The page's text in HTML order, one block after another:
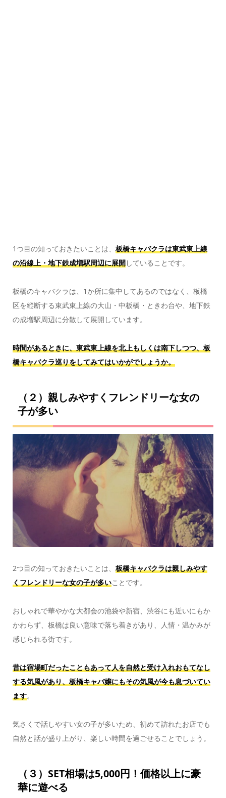
1つ目の知っておきたいことは、 板橋キャバクラは東武東上線
の沿線上・地下鉄成増駅周辺に展開していることです。
板橋のキャバクラは、1か所に集中してあるのではなく、板橋
区を縦断する東武東上線の大山・中板橋・ときわ台や、地下鉄
の成増駅周辺に分散して展開しています。
時間があるときに、東武東上線を北上もしくは南下しつつ、板
橋キャバクラ巡りをしてみてはいかがでしょうか。
（２）親しみやすくフレンドリーな女の
子が多い
2つ目の知っておきたいことは、 板橋キャバクラは親しみやす
くフレンドリーな女の子が多いことです。
おしゃれで華やかな大都会の池袋や新宿、渋谷にも近いにもか
かわらず、板橋は良い意味で落ち着きがあり、人情・温かみが
感じられる街です。
昔は宿場町だったこともあって人を自然と受け入れおもてなし
する気風があり、板橋キャバ嬢にもその気風が今も息づいてい
ます。
気さくで話しやすい女の子が多いため、初めて訪れたお店でも
自然と話が盛り上がり、楽しい時間を過ごせることでしょう。
（３）SET相場は5,000円！価格以上に豪
華に遊べる